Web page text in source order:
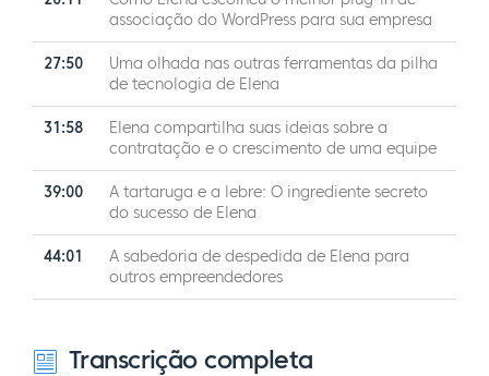
associação do WordPress para sua empresa
27:50
Uma olhada nas outras ferramentas da pilha
de tecnologia de Elena
31:58
Elena compartilha suas ideias sobre a
contratação e o crescimento de uma equipe
39:00
A tartaruga e a lebre: O ingrediente secreto
do sucesso de Elena
44:01
A sabedoria de despedida de Elena para
outros empreendedores
Transcrição completa